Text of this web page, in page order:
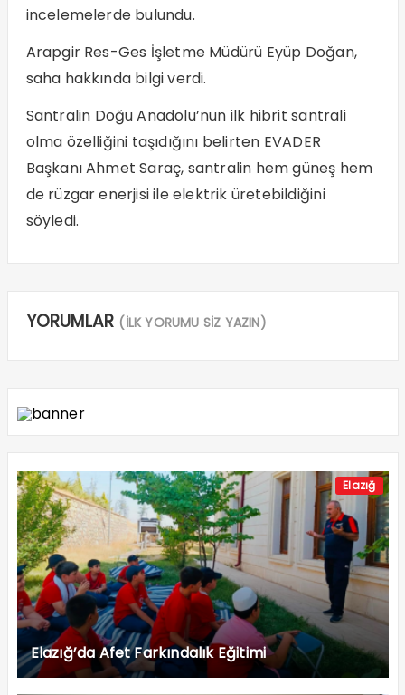
incelemelerde bulundu.
Arapgir Res-Ges İşletme Müdürü Eyüp Doğan,
saha hakkında bilgi verdi.
Santralin Doğu Anadolu’nun ilk hibrit santrali
olma özelliğini taşıdığını belirten EVADER
Başkanı Ahmet Saraç, santralin hem güneş hem
de rüzgar enerjisi ile elektrik üretebildiğini
söyledi.
YORUMLAR (İLK YORUMU SİZ YAZIN)
Elazığ
Elazığ’da Afet Farkındalık Eğitimi